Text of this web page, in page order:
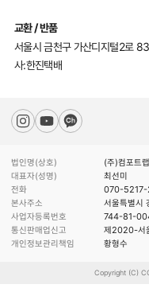
교환 / 반품
서울시 금천구 가산디지털2로
사:한진택배
법인명(상호)
(주)컴포트랩
대표자(성명)
최선미
전화
070-
본사주소
서울특별시
사업자등록번호
744-81-
통신판매업신고
제2020-서
개인정보관리책임
황형수
Copyright (C)